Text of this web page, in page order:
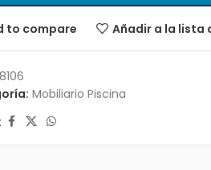
to compare Añadir a la lista
Mobiliario Piscina